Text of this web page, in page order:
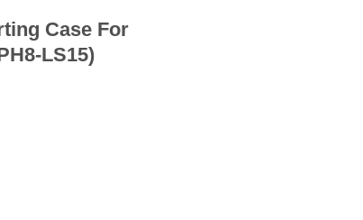
Case For
LS15)